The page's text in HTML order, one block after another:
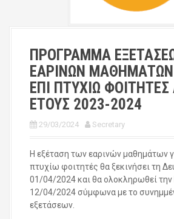
ΠΡΟΓΡΑΜΜΑ
ΕΑΡΙΝΩΝ ΜΑΘΗΜΑΤΩΝ
ΕΠΙ ΠΤΥΧΙΩ
ΕΤΟΥΣ 2023-2024
29/03/2024 Secretary
Η εξέταση των εαρινών μαθημάτων
πτυχίω φοιτητές θα ξεκινήσει τη
01/04/2024 και θα ολοκληρωθεί
12/04/2024 σύμφωνα με το
εξετάσεων.